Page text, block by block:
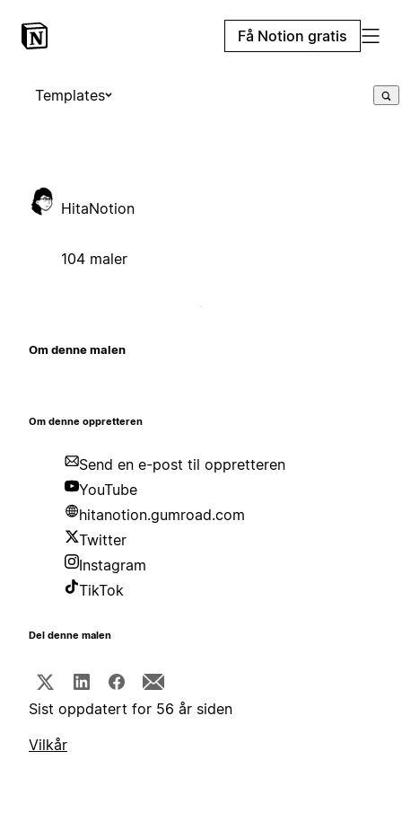
Få Notion gratis
Templates
HitaNotion
104 maler
Om denne malen
Om denne oppretteren
Send en e-post til oppretteren
YouTube
hitanotion.gumroad.com
Twitter
Instagram
TikTok
Del denne malen
Sist oppdatert for 56 år siden
Vilkår